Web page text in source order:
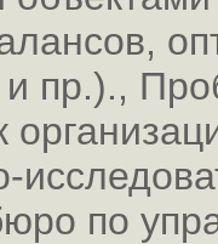
пр.).,
бюро по